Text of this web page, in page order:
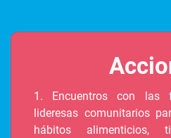
1. Encuentros con las
lideresas comunitarios
hábitos alimenticios,